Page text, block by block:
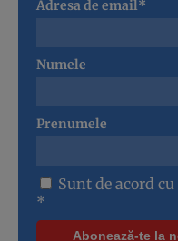
Adresa de email*
Numele
Prenumele
Sunt de acord cu
*